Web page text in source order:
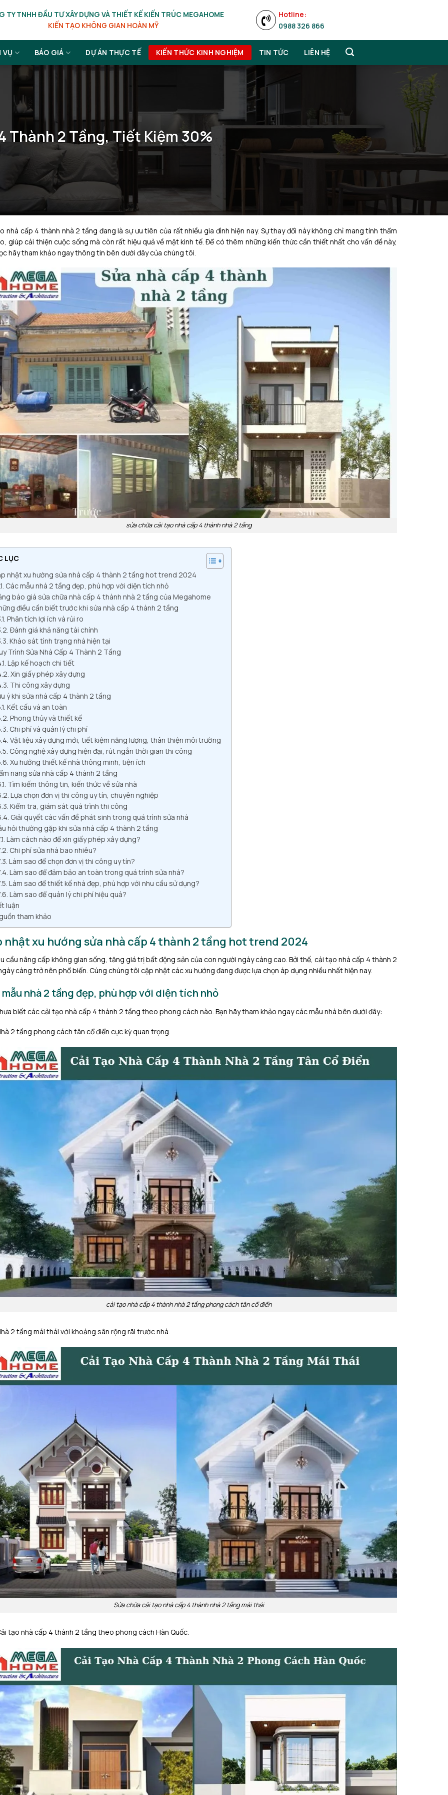
TY TNHH ĐẦU TƯ XÂY DỰNG VÀ THIẾT KẾ KIẾN TRÚC MEGAHOME
KIẾN TẠO KHÔNG GIAN HOÀN MỸ
Hotline:
0988 326 866
VỤ BÁO GIÁ DỰ ÁN THỰC TẾ KIẾN THỨC KINH NGHIỆM TIN TỨC LIÊN HỆ
Thành 2 Tầng, Tiết Kiệm 30%
nhà cấp 4 thành nhà 2 tầng đang là sự ưu tiên của rất nhiều gia đình hiện nay. Sự thay đổi này không chỉ mang tính thẩm
giúp cải thiện cuộc sống mà còn rất hiệu quả về mặt kinh tế. Để có thêm những kiến thức cần thiết nhất cho vấn đề này,
hãy tham khảo ngay thông tin bên dưới đây của chúng tôi.
sửa chữa cải tạo nhà cấp 4 thành nhà 2 tầng
LỤC
nhật xu hướng sửa nhà cấp 4 thành 2 tầng hot trend 2024
Các mẫu nhà 2 tầng đẹp, phù hợp với diện tích nhỏ
báo giá sửa chữa nhà cấp 4 thành nhà 2 tầng của Megahome
điều cần biết trước khi sửa nhà cấp 4 thành 2 tầng
Phân tích lợi ích và rủi ro
Đánh giá khả năng tài chính
Khảo sát tình trạng nhà hiện tại
Trình Sửa Nhà Cấp 4 Thành 2 Tầng
Lập kế hoạch chi tiết
Xin giấy phép xây dựng
Thi công xây dựng
ý khi sửa nhà cấp 4 thành 2 tầng
Kết cấu và an toàn
Phong thủy và thiết kế
Chi phí và quản lý chi phí
Vật liệu xây dựng mới, tiết kiệm năng lượng, thân thiện môi trường
Công nghệ xây dựng hiện đại, rút ngắn thời gian thi công
Xu hướng thiết kế nhà thông minh, tiện ích
nang sửa nhà cấp 4 thành 2 tầng
Tìm kiếm thông tin, kiến thức về sửa nhà
Lựa chọn đơn vị thi công uy tín, chuyên nghiệp
Kiểm tra, giám sát quá trình thi công
Giải quyết các vấn đề phát sinh trong quá trình sửa nhà
hỏi thường gặp khi sửa nhà cấp 4 thành 2 tầng
Làm cách nào để xin giấy phép xây dựng?
Chi phí sửa nhà bao nhiêu?
Làm sao để chọn đơn vị thi công uy tín?
Làm sao để đảm bảo an toàn trong quá trình sửa nhà?
Làm sao để thiết kế nhà đẹp, phù hợp với nhu cầu sử dụng?
Làm sao để quản lý chi phí hiệu quả?
luận
tham khảo
nhật xu hướng sửa nhà cấp 4 thành 2 tầng hot trend 2024
cầu nâng cấp không gian sống, tăng giá trị bất động sản của con người ngày càng cao. Bởi thế, cải tạo nhà cấp 4 thành 2
càng trở nên phổ biến. Cùng chúng tôi cập nhật các xu hướng đang được lựa chọn áp dụng nhiều nhất hiện nay.
nhà 2 tầng đẹp, phù hợp với diện tích nhỏ
biết các cải tạo nhà cấp 4 thành 2 tầng theo phong cách nào. Bạn hãy tham khảo ngay các mẫu nhà bên dưới đây:
2 tầng phong cách tân cổ điển cực kỳ quan trọng.
cải tạo nhà cấp 4 thành nhà 2 tầng phong cách tân cổ điển
2 tầng mái thái với khoảng sân rộng rãi trước nhà.
Sửa chữa cải tạo nhà cấp 4 thành nhà 2 tầng mái thái
tạo nhà cấp 4 thành 2 tầng theo phong cách Hàn Quốc.